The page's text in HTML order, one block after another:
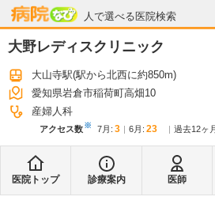
人で選べる医院検索
病院なび
大野レディスクリニック
大山寺駅(駅から北西に約850m)
愛知県岩倉市稲荷町高畑10
産婦人科
アクセス数※ 7月 : 3 6月 : 23 過去12ヶ
医院トップ 診療案内 医師